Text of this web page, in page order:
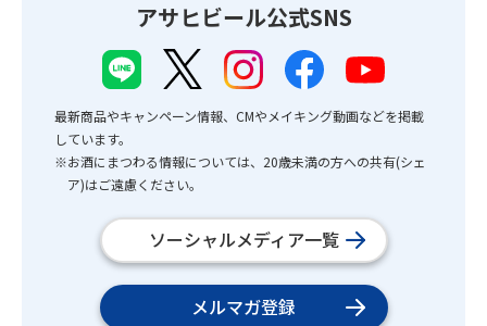
アサヒビール公式SNS
最新商品やキャンペーン情報、CMやメイキング動画などを掲載
しています。
※お酒にまつわる情報については、20歳未満の方への共有(シェ
ア)はご遠慮ください。
ソーシャルメディア一覧
メルマガ登録